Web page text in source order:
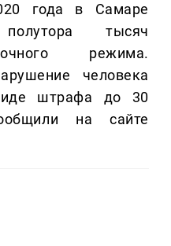
года в Самаре
тысяч
режима.
человека
штрафа до 30
на сайте